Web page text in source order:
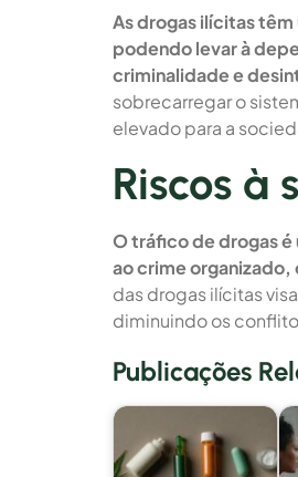
As drogas ilícitas têm
podendo levar à
criminalidade e
sobrecarregar o
elevado para a
Riscos à
O tráfico de drogas
ao crime
das drogas ilícitas
diminuindo os
Publicações